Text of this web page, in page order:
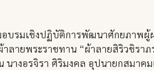
บรมเชิงปฏิบัติการพัฒนาศักยภาพผู้
ลายพระราชทาน “ผ้าลายสิริวชิรา
างอรจิรา ศิริมงคล อุปนายกสมาค